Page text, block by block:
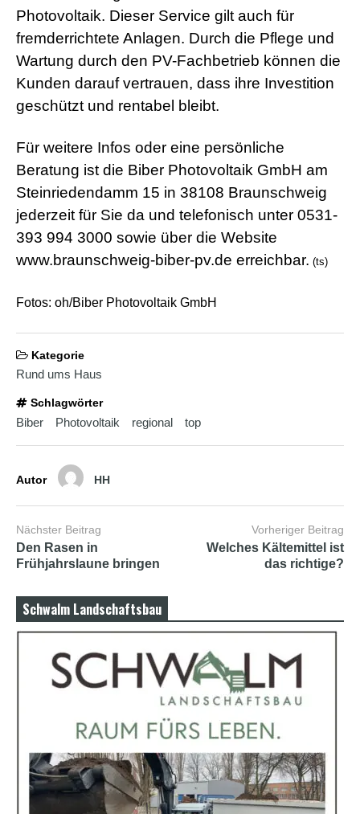
Photovoltaik. Dieser Service gilt auch für
fremderrichtete Anlagen. Durch die Pflege und
Wartung durch den PV-Fachbetrieb können die
Kunden darauf vertrauen, dass ihre Investition
geschützt und rentabel bleibt.
Für weitere Infos oder eine persönliche
Beratung ist die Biber Photovoltaik GmbH am
Steinriedendamm 15 in 38108 Braunschweig
jederzeit für Sie da und telefonisch unter 0531-
393 994 3000 sowie über die Website
www.braunschweig-biber-pv.de erreichbar. (ts)
Fotos: oh/Biber Photovoltaik GmbH
Kategorie
Rund ums Haus
Schlagwörter
Biber Photovoltaik regional top
Autor HH
Nächster Beitrag
Den Rasen in
Frühjahrslaune bringen
Vorheriger Beitrag
Welches Kältemittel ist
das richtige?
Schwalm Landschaftsbau